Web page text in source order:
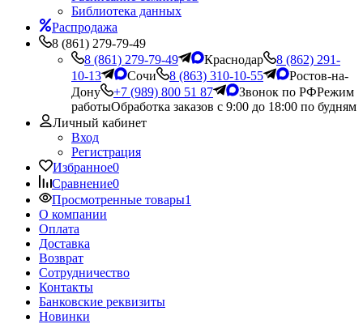
Библиотека данных
Распродажа
8 (861) 279-79-49
8 (861) 279-79-49
Краснодар
8 (862) 291-
10-13
Сочи 8 (863) 310-10-55
Ростов-на-
Дону
+7 (989) 800 51 87 Звонок по РФРежим
работыОбработка заказов с 9:00 до 18:00 по будням
Личный кабинет
Вход
Регистрация
Избранное0
Сравнение0
Просмотренные товары1
О компании
Оплата
Доставка
Возврат
Сотрудничество
Контакты
Банковские реквизиты
Новинки